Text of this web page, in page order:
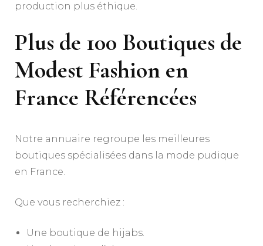
production plus éthique.
Plus de 100 Boutiques de
Modest Fashion en
France Référencées
Notre annuaire regroupe les meilleures
boutiques spécialisées dans la mode pudique
en France.
Que vous recherchiez :
Une boutique de hijabs.